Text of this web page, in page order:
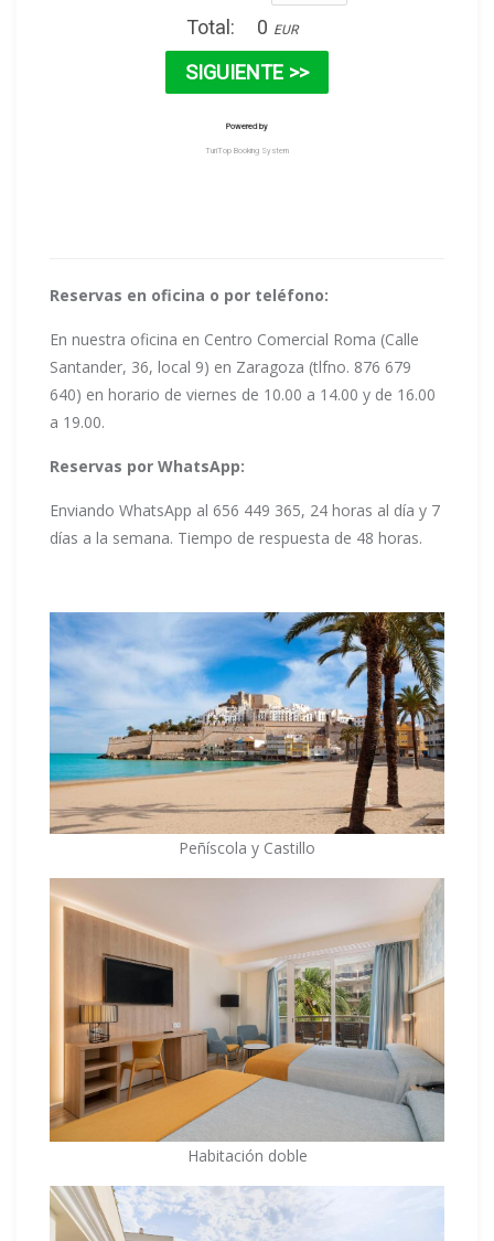
Reservas en oficina o por teléfono:
En nuestra oficina en Centro Comercial Roma (Calle
Santander, 36, local 9) en Zaragoza (tlfno. 876 679
640) en horario de viernes de 10.00 a 14.00 y de 16.00
a 19.00.
Reservas por WhatsApp:
Enviando WhatsApp al 656 449 365, 24 horas al día y 7
días a la semana. Tiempo de respuesta de 48 horas.
Peñíscola y Castillo
Habitación doble